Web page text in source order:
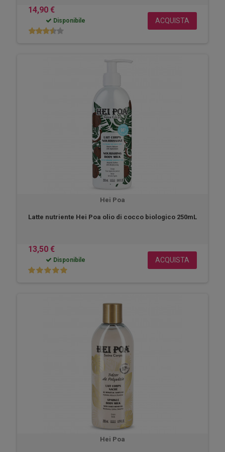
14,90 €
Disponibile ACQUISTA
Hei Poa
Latte nutriente Hei Poa olio di cocco biologico 250mL
13,50 €
Disponibile ACQUISTA
Hei Poa